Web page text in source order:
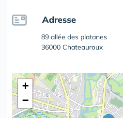
Adresse
89 allée des platanes
36000 Chateauroux
+
−